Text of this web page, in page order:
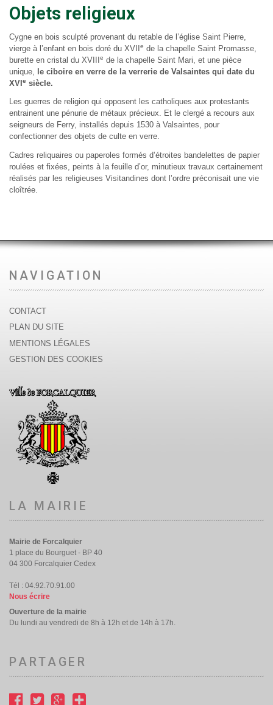
Objets religieux
Cygne en bois sculpté provenant du retable de l’église Saint Pierre,
vierge à l’enfant en bois doré du XVII
e de la chapelle Saint Promasse,
burette en cristal du XVIII
e de la chapelle Saint Mari, et une pièce
unique,
le ciboire en verre de la verrerie de Valsaintes qui date du
XVI e siècle.
Les guerres de religion qui opposent les catholiques aux protestants
entrainent une pénurie de métaux précieux. Et le clergé a recours aux
seigneurs de Ferry, installés depuis 1530 à Valsaintes, pour
confectionner des objets de culte en verre.
Cadres reliquaires ou paperoles formés d’étroites bandelettes de papier
roulées et fixées, peints à la feuille d’or, minutieux travaux certainement
réalisés par les religieuses Visitandines dont l’ordre préconisait une vie
cloîtrée.
NAVIGATION
CONTACT
PLAN DU SITE
MENTIONS LÉGALES
GESTION DES COOKIES
LA MAIRIE
Mairie de Forcalquier
1 place du Bourguet - BP 40
04 300 Forcalquier Cedex
Tél : 04.92.70.91.00
Nous écrire
Ouverture de la mairie
Du lundi au vendredi de 8h à 12h et de 14h à 17h.
PARTAGER